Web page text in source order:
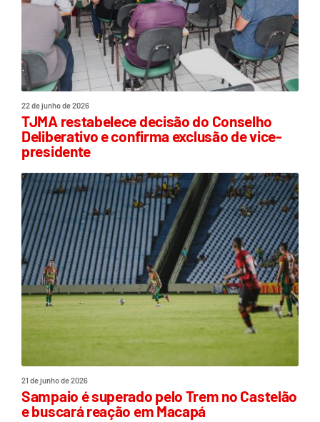
22 de junho de 2026
TJMA restabelece decisão do Conselho
Deliberativo e confirma exclusão de vice-
presidente
21 de junho de 2026
Sampaio é superado pelo Trem no Castelão
e buscará reação em Macapá